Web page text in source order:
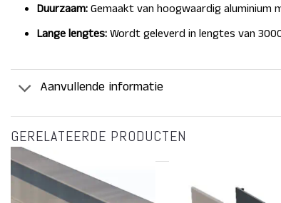
Duurzaam:Gemaakt van hoogwaardigaluminium
Lange lengtes:Wordt geleverd in lengtesvan
Aanvullende informatie
GERELATEERDE PRODUCTEN